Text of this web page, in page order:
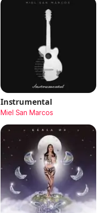
Instrumental
Miel San Marcos